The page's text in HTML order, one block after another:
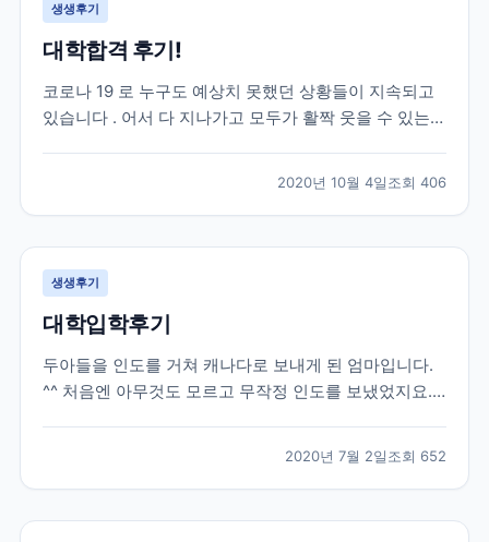
생생후기
대학합격 후기!
코로나 19 로 누구도 예상치 못했던 상황들이 지속되고
있습니다 . 어서 다 지나가고 모두가 활짝 웃을 수 있는
들이 제 후기를 통해 결정하시는 데 조금이나마 도움이
되길 바라는 마음에 글을 올려 봅니다 . 제...
2020년 10월 4일조회 406
생생후기
대학입학후기
두아들을 인도를 거쳐 캐나다로 보내게 된 엄마입니다.
^^ 처음엔 아무것도 모르고 무작정 인도를 보냈었지요.
니다. 그러다가 큰아들이 캐나다에 정착하고싶고, 워터
루대학교를 목표로 가고싶다하길래 브레이크에듀를 알
게 되었고,...
2020년 7월 2일조회 652